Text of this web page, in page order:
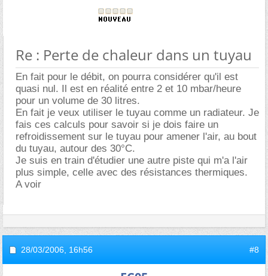
Re : Perte de chaleur dans un tuyau
En fait pour le débit, on pourra considérer qu'il est
quasi nul. Il est en réalité entre 2 et 10 mbar/heure
pour un volume de 30 litres.
En fait je veux utiliser le tuyau comme un radiateur. Je
fais ces calculs pour savoir si je dois faire un
refroidissement sur le tuyau pour amener l'air, au bout
du tuyau, autour des 30°C.
Je suis en train d'étudier une autre piste qui m'a l'air
plus simple, celle avec des résistances thermiques.
A voir
28/03/2006, 16h56 #8